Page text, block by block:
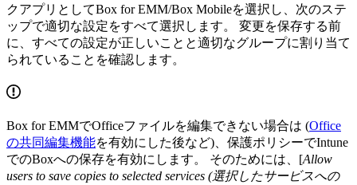
クアプリとしてBox for EMM/Box Mobileを選択し、次のステ
ップで適切な設定をすべて選択します。 変更を保存する前
に、すべての設定が正しいことと適切なグループに割り当て
られていることを確認します。
Box for EMMでOfficeファイルを編集できない場合は (Office
の共同編集機能を有効にした後など)、保護ポリシーでIntune
でのBoxへの保存を有効にします。 そのためには、[Allow
users to save copies to selected services (選択したサービスへの